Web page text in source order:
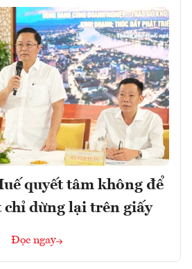
quyết tâm không để
chỉ dừng lại trên giấy
Đọc ngay